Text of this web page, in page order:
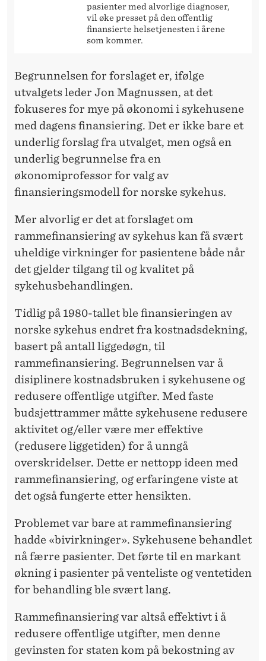
Æ
pasienter med alvorlige diagnoser,
vil øke presset på den offentlig
finansierte helsetjenesten i årene
som kommer.
Begrunnelsen for forslaget er, ifølge
utvalgets leder Jon Magnussen, at det
fokuseres for mye på økonomi i sykehusene
med dagens finansiering. Det er ikke bare et
underlig forslag fra utvalget, men også en
underlig begrunnelse fra en
økonomiprofessor for valg av
finansieringsmodell for norske sykehus.
Mer alvorlig er det at forslaget om
rammefinansiering av sykehus kan få svært
uheldige virkninger for pasientene både når
det gjelder tilgang til og kvalitet på
sykehusbehandlingen.
Tidlig på 1980-tallet ble finansieringen av
norske sykehus endret fra kostnadsdekning,
basert på antall liggedøgn, til
rammefinansiering. Begrunnelsen var å
disiplinere kostnadsbruken i sykehusene og
redusere offentlige utgifter. Med faste
budsjettrammer måtte sykehusene redusere
aktivitet og/eller være mer effektive
(redusere liggetiden) for å unngå
overskridelser. Dette er nettopp ideen med
rammefinansiering, og erfaringene viste at
det også fungerte etter hensikten.
Problemet var bare at rammefinansiering
hadde «bivirkninger». Sykehusene behandlet
nå færre pasienter. Det førte til en markant
økning i pasienter på venteliste og ventetiden
for behandling ble svært lang.
Rammefinansiering var altså effektivt i å
redusere offentlige utgifter, men denne
gevinsten for staten kom på bekostning av